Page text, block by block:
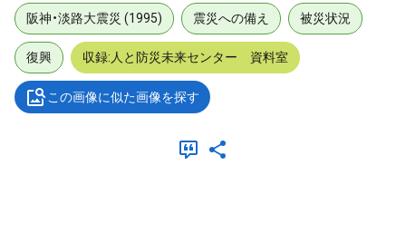
阪神・淡路大震災 (1995) 震災への備え 被災状況
復興 収録:人と防災未来センター 資料室
この画像に似た画像を探す